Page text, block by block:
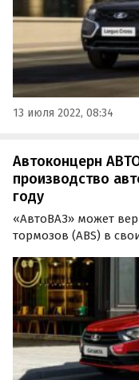
13 июля 2022, 08:34
Автоконцерн
производство
году
«АвтоВАЗ» может
тормозов (ABS) в
«Россия-24»
Соколов.